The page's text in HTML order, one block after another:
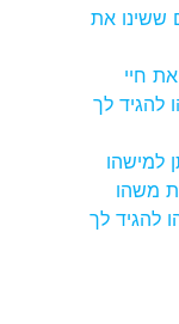
ששינו את
חיי
להגיד לך
למישהו
משהו
להגיד לך